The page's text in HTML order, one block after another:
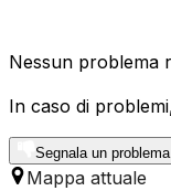
Nessun problema
In caso di
Segnala un problema
Mappa attuale